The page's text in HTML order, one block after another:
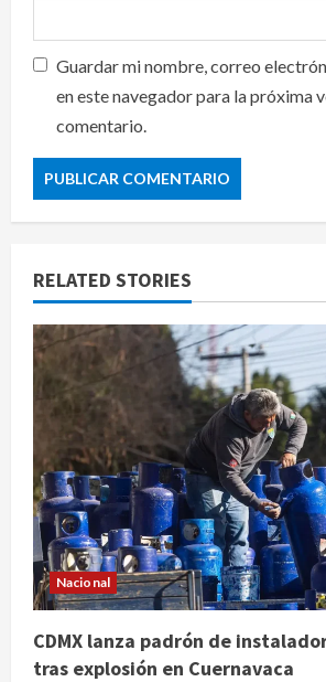
Guardar mi nombre, correo
en este navegador para la próxima
comentario.
RELATED STORIES
Nacional
CDMX lanza padrón de
tras explosión en Cuernavaca